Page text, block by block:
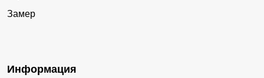
Замер
Информация